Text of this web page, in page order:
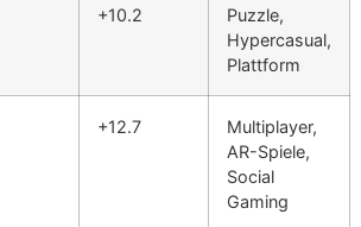
+10.2
Puzzle,
Hypercasual,
Plattform
+12.7
Multiplayer,
AR-Spiele,
Social
Gaming